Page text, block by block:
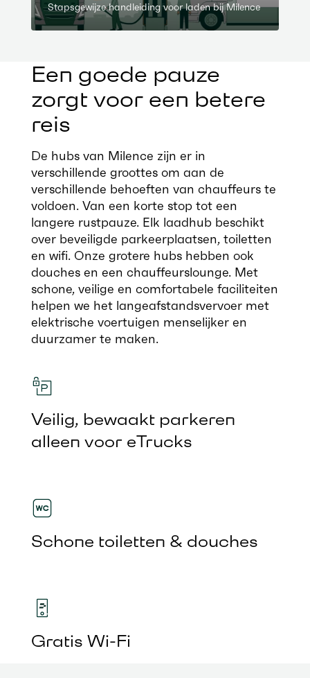
Stapsgewijze handleiding voor laden bij Milence
Een goede pauze
zorgt voor een betere
reis
De hubs van Milence zijn er in
verschillende groottes om aan de
verschillende behoeften van chauffeurs te
voldoen. Van een korte stop tot een
langere rustpauze. Elk laadhub beschikt
over beveiligde parkeerplaatsen, toiletten
en wifi. Onze grotere hubs hebben ook
douches en een chauffeurslounge. Met
schone, veilige en comfortabele faciliteiten
helpen we het langeafstandsvervoer met
elektrische voertuigen menselijker en
duurzamer te maken.
Veilig, bewaakt parkeren
alleen voor eTrucks
Schone toiletten & douches
Gratis Wi-Fi